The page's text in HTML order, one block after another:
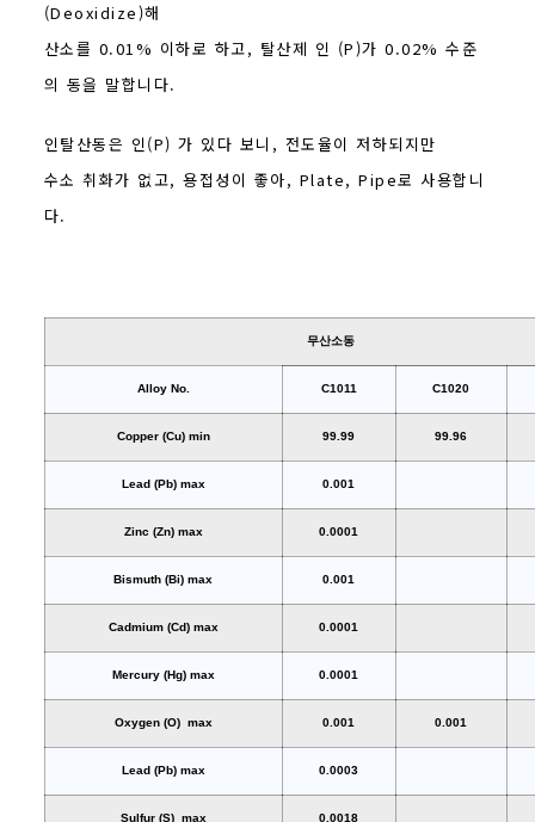
(Deoxidize)해
산소를 0.01% 이하로 하고, 탈산제 인 (P)가 0.02% 수준
의 동을 말합니다.
인탈산동은 인(P) 가 있다 보니, 전도율이 저하되지만
수소 취화가 없고, 용접성이 좋아, Plate, Pipe로 사용합니
다.
무산소동
Alloy No. C1011 C1020
Copper (Cu) min 99.99 99.96
Lead (Pb) max 0.001
Zinc (Zn) max 0.0001
Bismuth (Bi) max 0.001
Cadmium (Cd) max 0.0001
Mercury (Hg) max 0.0001
Oxygen (O) max 0.001 0.001
Lead (Pb) max 0.0003
Sulfur (S) max 0.0018